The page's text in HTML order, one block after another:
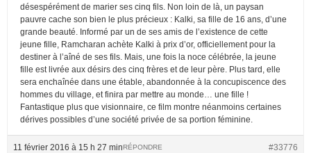
désespérément de marier ses cinq fils. Non loin de là, un paysan
pauvre cache son bien le plus précieux : Kalki, sa fille de 16 ans, d’une
grande beauté. Informé par un de ses amis de l’existence de cette
jeune fille, Ramcharan achète Kalki à prix d’or, officiellement pour la
destiner à l’aîné de ses fils. Mais, une fois la noce célébrée, la jeune
fille est livrée aux désirs des cinq frères et de leur père. Plus tard, elle
sera enchaînée dans une étable, abandonnée à la concupiscence des
hommes du village, et finira par mettre au monde… une fille !
Fantastique plus que visionnaire, ce film montre néanmoins certaines
dérives possibles d’une société privée de sa portion féminine.
11 février 2016 à 15 h 27 min #33776
RÉPONDRE